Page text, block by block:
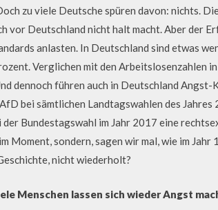
zu viele Deutsche spüren davon: nichts.
vor Deutschland nicht halt macht. Aber der
anlasten. In Deutschland sind etwas
Verglichen mit den Arbeitslosenzahlen
dennoch führen auch in Deutschland Angst-
bei sämtlichen Landtagswahlen des Jahres
Bundestagswahl im Jahr 2017 eine
Moment, sondern, sagen wir mal, wie im Jahr
nicht wiederholt?
Menschen lassen sich wieder Angst